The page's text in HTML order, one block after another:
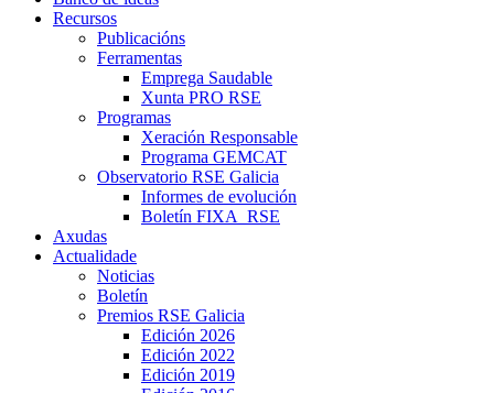
Recursos
Publicacións
Ferramentas
Emprega Saudable
Xunta PRO RSE
Programas
Xeración Responsable
Programa GEMCAT
Observatorio RSE Galicia
Informes de evolución
Boletín FIXA_RSE
Axudas
Actualidade
Noticias
Boletín
Premios RSE Galicia
Edición 2026
Edición 2022
Edición 2019